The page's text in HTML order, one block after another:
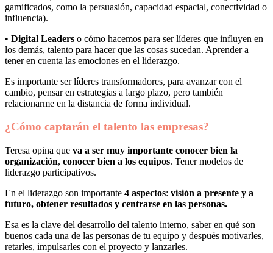
gamificados, como la persuasión, capacidad espacial, conectividad o
influencia).
• Digital Leaders o cómo hacemos para ser líderes que influyen en
los demás, talento para hacer que las cosas sucedan. Aprender a
tener en cuenta las emociones en el liderazgo.
Es importante ser líderes transformadores, para avanzar con el
cambio, pensar en estrategias a largo plazo, pero también
relacionarme en la distancia de forma individual.
¿Cómo captarán el talento las empresas?
Teresa opina que va a ser muy importante conocer bien la
organización, conocer bien a los equipos. Tener modelos de
liderazgo participativos.
En el liderazgo son importante 4 aspectos: visión a presente y a
futuro, obtener resultados y centrarse en las personas.
Esa es la clave del desarrollo del talento interno, saber en qué son
buenos cada una de las personas de tu equipo y después motivarles,
retarles, impulsarles con el proyecto y lanzarles.